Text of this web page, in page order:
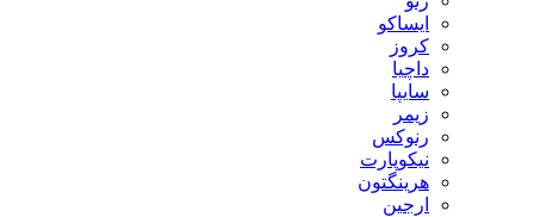
ایساکو
کروز
داچیا
سایپا
زیمر
رنوکس
نیکوپارت
هرینگتون
ارجین